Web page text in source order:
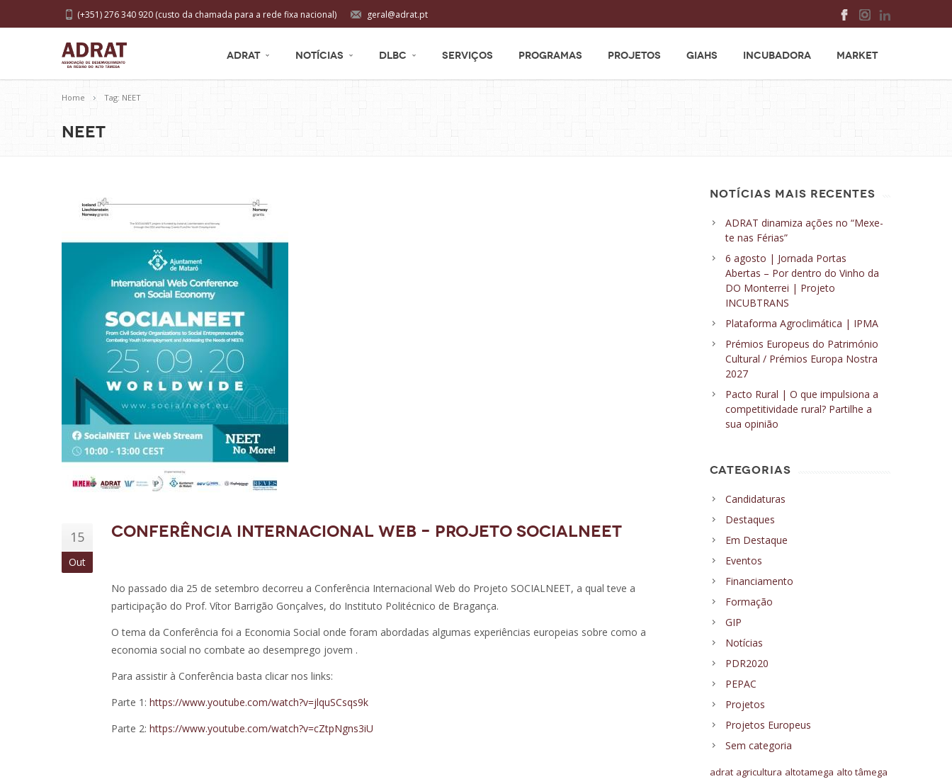
geral@adrat.pt
(+351) 276 340 920 (custo da chamada para a rede fixa nacional)
ADRAT NOTÍCIAS DLBC SERVIÇOS PROGRAMAS PROJETOS GIAHS INCUBADORA MARKET
Home Tag: NEET
NEET
15
Out
Conferência Internacional Web – Projeto SOCIALNEET
No passado dia 25 de setembro decorreu a Conferência Internacional Web do Projeto SOCIALNEET, a qual teve a
participação do Prof. Vítor Barrigão Gonçalves, do Instituto Politécnico de Bragança.
O tema da Conferência foi a Economia Social onde foram abordadas algumas experiências europeias sobre como a
economia social no combate ao desemprego jovem .
Para assistir à Conferência basta clicar nos links:
Parte 1: https://www.youtube.com/watch?v=jlquSCsqs9k
Parte 2: https://www.youtube.com/watch?v=cZtpNgns3iU
NOTÍCIAS MAIS RECENTES
ADRAT dinamiza ações no “Mexe-
te nas Férias”
6 agosto | Jornada Portas
Abertas – Por dentro do Vinho da
DO Monterrei | Projeto
INCUBTRANS
Plataforma Agroclimática | IPMA
Prémios Europeus do Património
Cultural / Prémios Europa Nostra
2027
Pacto Rural | O que impulsiona a
competitividade rural? Partilhe a
sua opinião
CATEGORIAS
Candidaturas
Destaques
Em Destaque
Eventos
Financiamento
Formação
GIP
Notícias
PDR2020
PEPAC
Projetos
Projetos Europeus
Sem categoria
adrat agricultura altotamega alto tâmega